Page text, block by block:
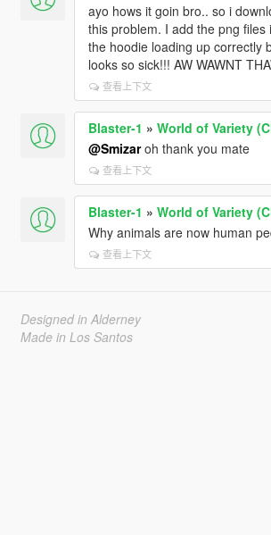
ayo hows it goin bro.. so i
this problem. I add the png
the hoodie loading up correctly
looks so sick!!! AW WAWNT
查看上下文
Blaster-1 » World of Variety
@Smizaroh thank you mate
查看上下文
Blaster-1 » World of Variety
Why animals are now human
查看上下文
Designed in Alderney
Made in Los Santos